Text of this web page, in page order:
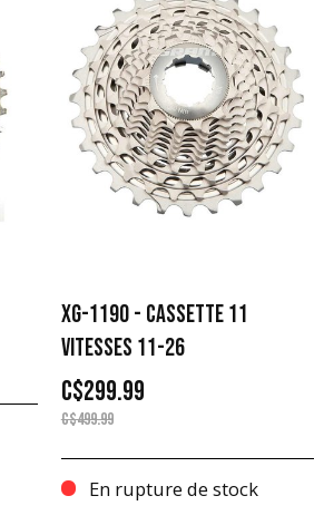
XG-1190 - CASSETTE 11
VITESSES 11-26
C$299.99
C$499.99
En rupture de stock